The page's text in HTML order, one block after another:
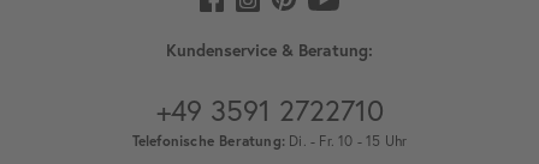
Kundenservice & Beratung:
+49 3591 2722710
Telefonische Beratung: Di. - Fr. 10 - 15 Uhr